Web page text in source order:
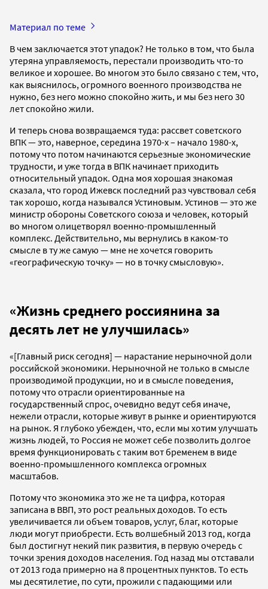
Материал по теме
В чем заключается этот упадок? Не только в том, что была
утеряна управляемость, перестали производить что-то
великое и хорошее. Во многом это было связано с тем, что,
как выяснилось, огромного военного производства не
нужно, без него можно спокойно жить, и мы без него 30
лет спокойно жили.
И теперь снова возвращаемся туда: рассвет советского
ВПК — это, наверное, середина 1970-х – начало 1980-х,
потому что потом начинаются серьезные экономические
трудности, и уже тогда в ВПК начинает приходить
относительный упадок. Одна моя хорошая знакомая
сказала, что город Ижевск последний раз чувствовал себя
так хорошо, когда назывался Устиновым. Устинов — это же
министр обороны Советского союза и человек, который
во многом олицетворял военно-промышленный
комплекс. Действительно, мы вернулись в каком-то
смысле в ту же самую — мне не хочется говорить
«географическую точку» — но в точку смысловую».
«Жизнь среднего россиянина за
десять лет не улучшилась»
«[Главный риск сегодня] — нарастание нерыночной доли
российской экономики. Нерыночной не только в смысле
производимой продукции, но и в смысле поведения,
потому что отрасли ориентированные на
государственный спрос, очевидно ведут себя иначе,
нежели отрасли, которые живут в рынке и ориентируются
на рынок. Я глубоко убежден, что, если мы хотим улучшать
жизнь людей, то Россия не может себе позволить долгое
время функционировать с таким вот бременем в виде
военно-промышленного комплекса огромных
масштабов.
Потому что экономика это же не та цифра, которая
записана в ВВП, это рост реальных доходов. То есть
увеличивается ли объем товаров, услуг, благ, которые
люди могут приобрести. Есть волшебный 2013 год, когда
был достигнут некий пик развития, в первую очередь с
точки зрения доходов населения. Год назад мы отставали
от 2013 года примерно на 8 процентных пунктов. То есть
мы десятилетие, по сути, прожили с падающими или